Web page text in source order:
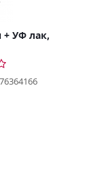
+ УФ лак,